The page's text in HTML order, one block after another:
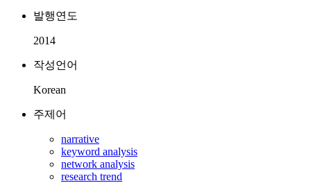
발행연도
2014
작성언어
Korean
주제어
narrative
keyword analysis
network analysis
research trend